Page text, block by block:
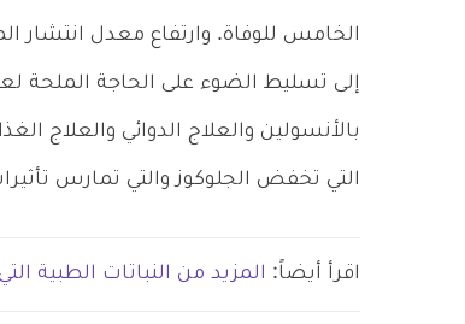
الخامس للوفاة. وارتفاع معدل
إلى تسليط الضوء على الحاجة الملحة
بالأنسولين والعلاج الدوائي والعلاج
التي تخفض الجلوكوز والتي تمارس
اقرأ أيضاً: المزيد من النباتات الطبية